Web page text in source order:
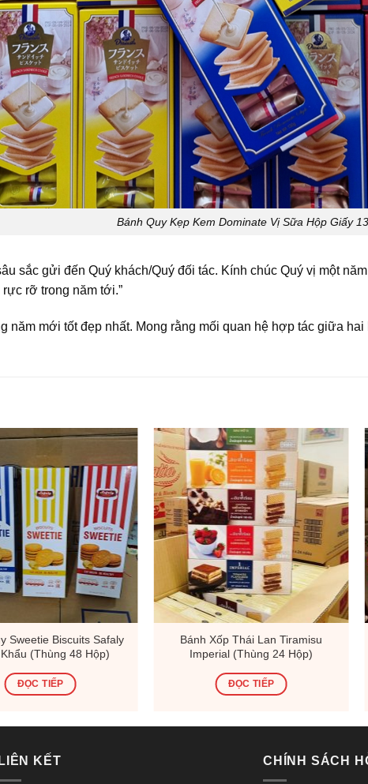
Bánh Quy Kẹp Kem Dominate Vị Sữa Hộp Giấy
sắc gửi đến Quý khách/Quý đối tác. Kính chúc Quý vị một
rỡ trong năm tới.”
năm mới tốt đẹp nhất. Mong rằng mối quan hệ hợp tác giữa
Sweetie Biscuits Safaly
(Thùng 48 Hộp)
ĐỌC TIẾP
Bánh Xốp Thái Lan Tiramisu
Imperial (Thùng 24 Hộp)
ĐỌC TIẾP
LIÊN KẾT CHÍNH SÁCH